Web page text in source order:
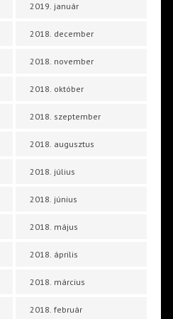
2019. január
2018. december
2018. november
2018. október
2018. szeptember
2018. augusztus
2018. július
2018. június
2018. május
2018. április
2018. március
2018. február